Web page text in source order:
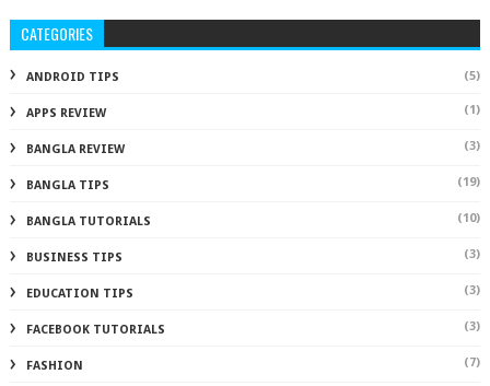
CATEGORIES
ANDROID TIPS (5)
APPS REVIEW (1)
BANGLA REVIEW (3)
BANGLA TIPS (19)
BANGLA TUTORIALS (10)
BUSINESS TIPS (3)
EDUCATION TIPS (3)
FACEBOOK TUTORIALS (3)
FASHION (7)